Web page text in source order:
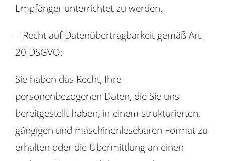
Empfänger unterrichtet zu werden.
– Recht auf Datenübertragbarkeit gemäß Art.
20 DSGVO:
Sie haben das Recht, Ihre
personenbezogenen Daten, die Sie uns
bereitgestellt haben, in einem strukturierten,
gängigen und maschinenlesebaren Format zu
erhalten oder die Übermittlung an einen